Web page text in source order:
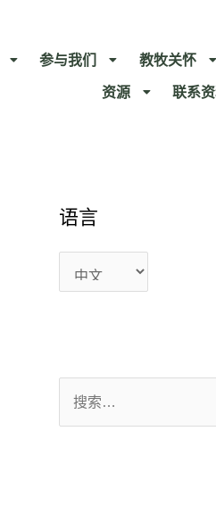
参与我们
教牧关怀​
资源
联系
语言
言
言